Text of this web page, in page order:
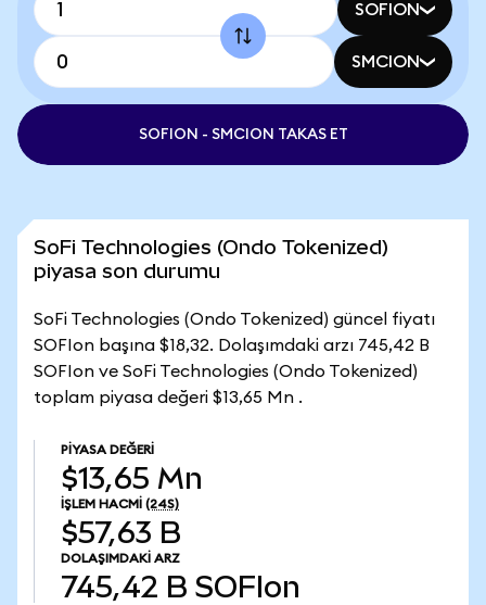
SOFION
SMCION
SOFION - SMCION TAKAS ET
SoFi Technologies (Ondo Tokenized)
piyasa son durumu
SoFi Technologies (Ondo Tokenized) güncel fiyatı
SOFIon başına $18,32. Dolaşımdaki arzı 745,42 B
SOFIon ve SoFi Technologies (Ondo Tokenized)
toplam piyasa değeri $13,65 Mn .
PIYASA DEĞERI
$13,65 Mn
İŞLEM HACMI (24S)
$57,63 B
DOLAŞIMDAKI ARZ
745,42 B SOFIon